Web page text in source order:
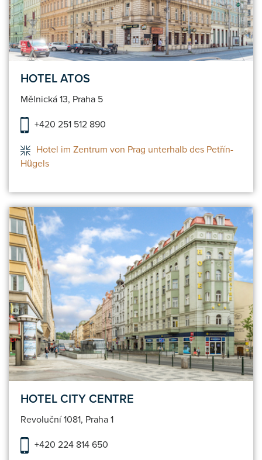
HOTEL ATOS
Mělnická 13, Praha 5
+420 251 512 890
Hotel im Zentrum von Prag unterhalb des Petřín-
Hügels
HOTEL CITY CENTRE
Revoluční 1081, Praha 1
+420 224 814 650